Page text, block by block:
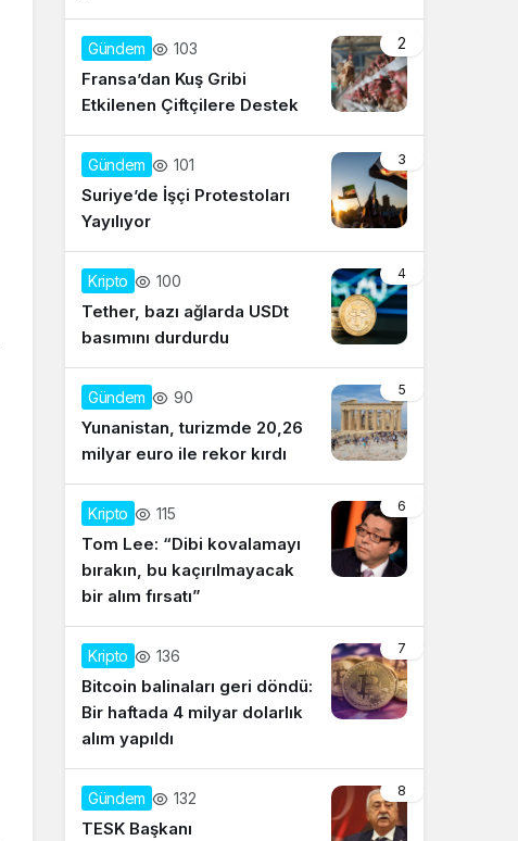
2
Gündem 103
Fransa’dan Kuş Gribi
Etkilenen Çiftçilere Destek
3
Gündem 101
Suriye’de İşçi Protestoları
Yayılıyor
4
Kripto 100
Tether, bazı ağlarda USDt
basımını durdurdu
5
Gündem 90
Yunanistan, turizmde 20,26
milyar euro ile rekor kırdı
6
Kripto 115
Tom Lee: “Dibi kovalamayı
bırakın, bu kaçırılmayacak
bir alım fırsatı”
7
Kripto 136
Bitcoin balinaları geri döndü:
Bir haftada 4 milyar dolarlık
alım yapıldı
8
Gündem 132
TESK Başkanı